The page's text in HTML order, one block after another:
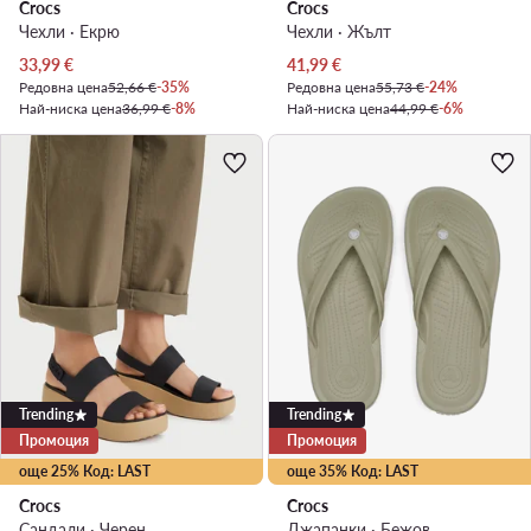
Crocs
Чехли · Екрю
Актуална цена
33,99€
Редовна цена52,66 €-35%
Най-ниска цена36,99 €-8%
Crocs
Чехли · Жълт
Актуална цена
41,99€
Редовна цена55,73 €-24%
Най-ниска цена44,99 €-6%
още 25% Код: LAST
Trending
Промоция
Crocs
още 35% Код: LAST
Trending
Промоция
Crocs